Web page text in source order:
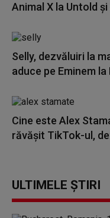
Animal X la Untold
Selly, dezvăluiri la
aduce pe Eminem
Cine este Alex
răvășit TikTok-ul,
ULTIMELE ȘTIRI